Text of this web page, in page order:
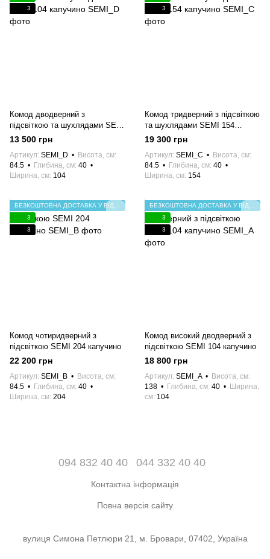
3
Комод дводверний з
підсвіткою та шухлядами SEMI
104 капучино
13 500 грн
Артикул SEMI_D
Висота, см
84.5
Глибина, см 40
Ширина, см 104
3
Комод тридверний з підсвіткою
та шухлядами SEMI 154
капучино
19 300 грн
Артикул SEMI_C
Висота, см
84.5
Глибина, см 40
Ширина, см 154
3
3
Комод чотиридверний з
підсвіткою SEMI 204 капучино
22 200 грн
Артикул SEMI_B
Висота, см
84.5
Глибина, см 40
Ширина, см 204
3
3
Комод високий дводверний з
підсвіткою SEMI 104 капучино
18 800 грн
Артикул SEMI_A
Висота, см
138
Глибина, см 40
Ширина,
см 104
094 832 40 40 044 332 40 40
Контактна інформація
Повна версія сайту
вулиця Симона Петлюри 21, м. Бровари, 07402, Україна